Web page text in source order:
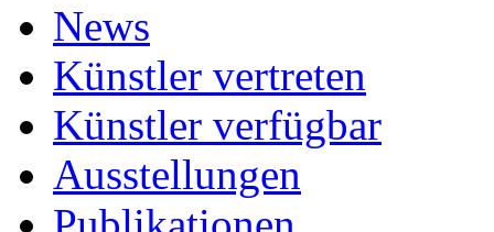
News
Künstler vertreten
Künstler verfügbar
Ausstellungen